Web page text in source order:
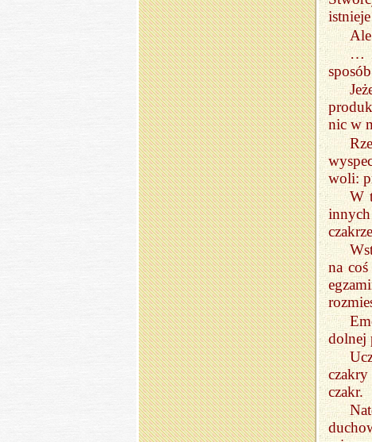
…
nic w
woli:
W
na
dolnej
czakr.